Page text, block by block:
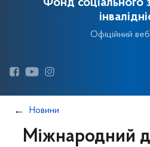
Фонд соціального
Офіційний
Новини
Міжнародний